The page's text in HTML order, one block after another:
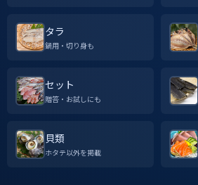
タラ
鍋用・切り身も
セット
贈答・お試しにも
貝類
ホタテ以外を掲載